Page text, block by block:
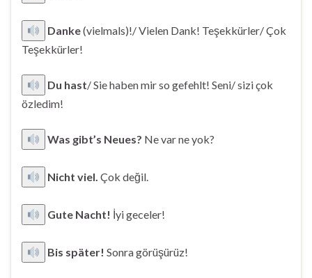
Danke(vielmals)!/ Vielen Dank! Teşekkürler/ Çok
Teşekkürler!
Du hast/ Sie haben mir so gefehlt! Seni/ sizi çok
özledim!
Was gibt’s Neues? Ne var ne yok?
Nicht viel. Çok değil.
Gute Nacht! İyi geceler!
Bis später! Sonra görüşürüz!